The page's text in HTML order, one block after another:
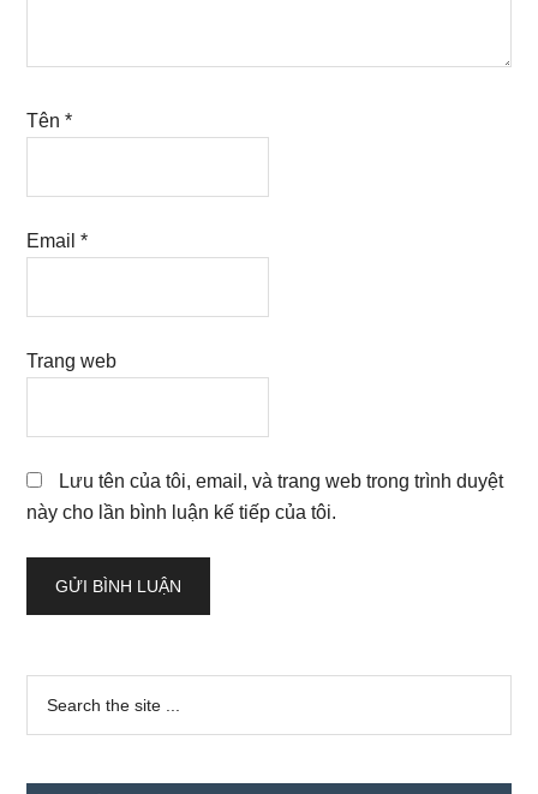
Tên*
Email*
Trang web
Lưu tên của tôi, email, và trang web trong trình duyệt
này cho lần bình luận kế tiếp của tôi.
Sidebar
chính
...